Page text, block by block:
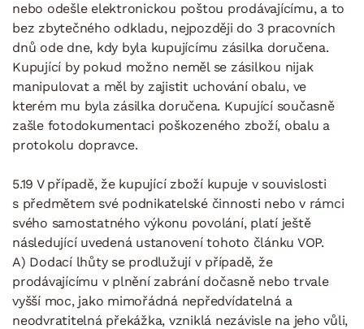
nebo odešle elektronickou poštou prodávajícímu, a to
bez zbytečného odkladu, nejpozději do 3 pracovních
dnů ode dne, kdy byla kupujícímu zásilka doručena.
Kupující by pokud možno neměl se zásilkou nijak
manipulovat a měl by zajistit uchování obalu, ve
kterém mu byla zásilka doručena. Kupující současně
zašle fotodokumentaci poškozeného zboží, obalu a
protokolu dopravce.
5.19 V případě, že kupující zboží kupuje v souvislosti
s předmětem své podnikatelské činnosti nebo v rámci
svého samostatného výkonu povolání, platí ještě
následující uvedená ustanovení tohoto článku VOP.
A) Dodací lhůty se prodlužují v případě, že
prodávajícímu v plnění zabrání dočasně nebo trvale
vyšší moc, jako mimořádná nepředvídatelná a
neodvratitelná překážka, vzniklá nezávisle na jeho vůli,